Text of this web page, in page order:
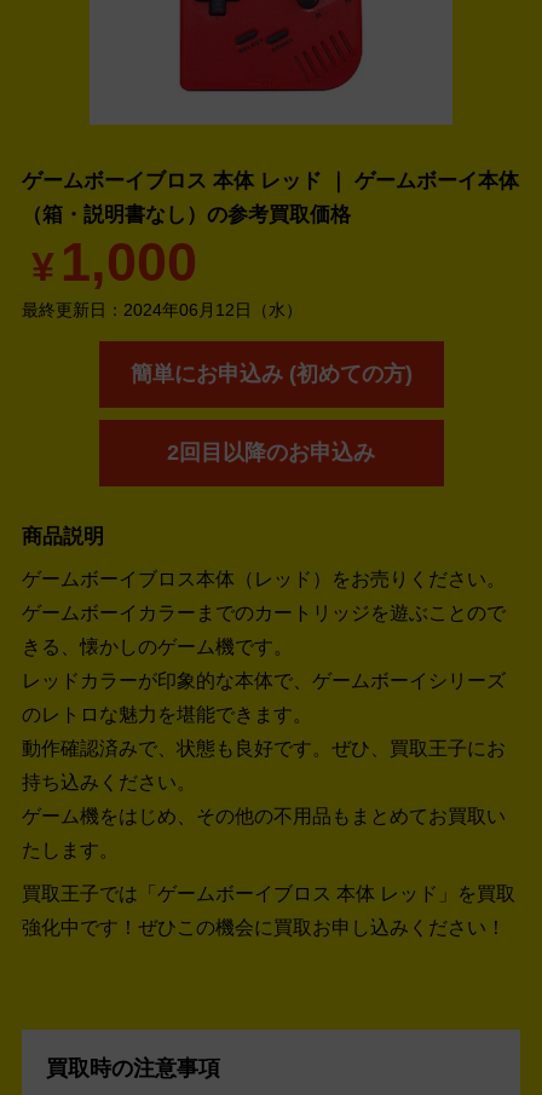
ゲームボーイブロス 本体 レッド ｜ ゲームボーイ本体
（箱・説明書なし）の参考買取価格
¥ 1,000
最終更新日： 2024年06月12日（水）
簡単にお申込み (初めての方)
2回目以降のお申込み
商品説明
ゲームボーイブロス本体（レッド）をお売りください。
ゲームボーイカラーまでのカートリッジを遊ぶことので
きる、懐かしのゲーム機です。
レッドカラーが印象的な本体で、ゲームボーイシリーズ
のレトロな魅力を堪能できます。
動作確認済みで、状態も良好です。ぜひ、買取王子にお
持ち込みください。
ゲーム機をはじめ、その他の不用品もまとめてお買取い
たします。
買取王子では「ゲームボーイブロス 本体 レッド」を買取
強化中です！ ぜひこの機会に買取お申し込みください！
買取時の注意事項